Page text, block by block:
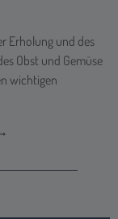
Erholung und des
Obst und Gemüse
wichtigen